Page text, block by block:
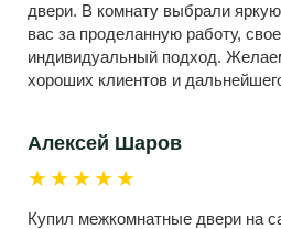
двери. В комнату выбрали
вас за проделанную работу,
индивидуальный подход.
хороших клиентов и
Алексей Шаров
★★★★★
Купил межкомнатные двери на